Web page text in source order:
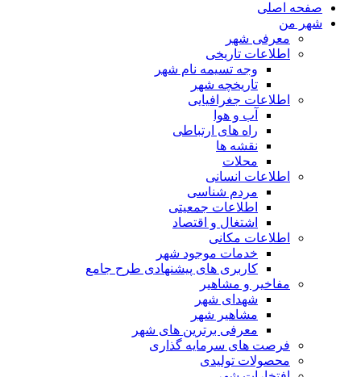
صفحه اصلی
شهر من
معرفی شهر
اطلاعات تاریخی
وجه تسیمه نام شهر
تاریخچه شهر
اطلاعات جغرافیایی
آب و هوا
راه های ارتباطی
نقشه ها
محلات
اطلاعات انسانی
مردم شناسی
اطلاعات جمعیتی
اشتغال و اقتصاد
اطلاعات مکانی
خدمات موجود شهر
کاربری های پیشنهادی طرح جامع
مفاخیر و مشاهیر
شهدای شهر
مشاهیر شهر
معرفی برترین های شهر
فرصت های سرمایه گذاری
محصولات تولیدی